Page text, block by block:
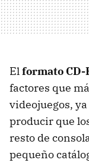
Elformato CD-
factores que
videojuegos,
producir que
resto de
pequeño